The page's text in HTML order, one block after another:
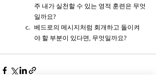
주 내가 실천할 수 있는 영적 훈련은 무엇
일까요?
베드로의 메시지처럼 회개하고 돌이켜
야 할 부분이 있다면, 무엇일까요?